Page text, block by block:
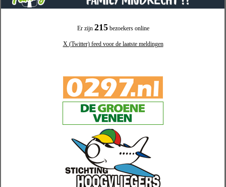
Er zijn 215bezoekers online
X (Twitter) feed voor de laatste meldingen